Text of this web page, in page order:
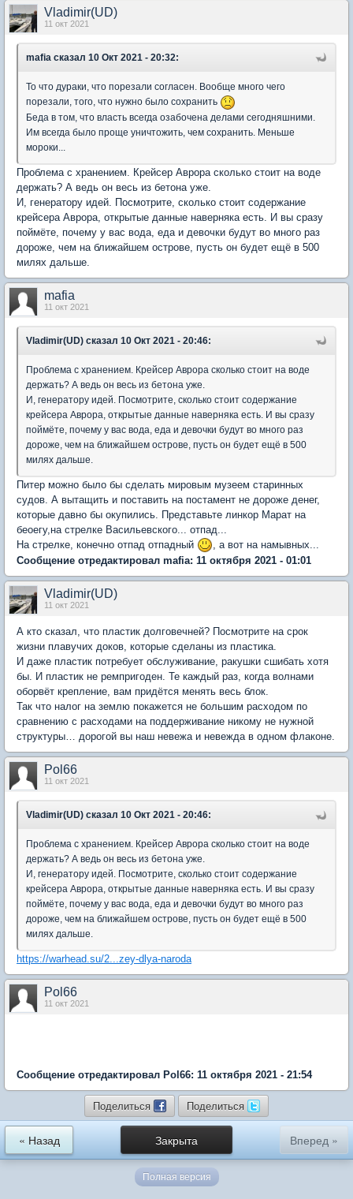
Vladimir(UD)
11 окт 2021
mafia сказал 10 Окт 2021 - 20:32:
То что дураки, что порезали согласен. Вообще много чего
порезали, того, что нужно было сохранить
Беда в том, что власть всегда озабочена делами сегодняшними.
Им всегда было проще уничтожить, чем сохранить. Меньше
мороки...
Проблема с хранением. Крейсер Аврора сколько стоит на воде
держать? А ведь он весь из бетона уже.
И, генератору идей. Посмотрите, сколько стоит содержание
крейсера Аврора, открытые данные наверняка есть. И вы сразу
поймёте, почему у вас вода, еда и девочки будут во много раз
дороже, чем на ближайшем острове, пусть он будет ещё в 500
милях дальше.
mafia
11 окт 2021
Vladimir(UD) сказал 10 Окт 2021 - 20:46:
Проблема с хранением. Крейсер Аврора сколько стоит на воде
держать? А ведь он весь из бетона уже.
И, генератору идей. Посмотрите, сколько стоит содержание
крейсера Аврора, открытые данные наверняка есть. И вы сразу
поймёте, почему у вас вода, еда и девочки будут во много раз
дороже, чем на ближайшем острове, пусть он будет ещё в 500
милях дальше.
Питер можно было бы сделать мировым музеем старинных
судов. А вытащить и поставить на постамент не дороже денег,
которые давно бы окупились. Представьте линкор Марат на
беоегу,на стрелке Васильевского... отпад...
На стрелке, конечно отпад отпадный
, а вот на намывных...
Сообщение отредактировал mafia: 11 октября 2021 - 01:01
Vladimir(UD)
11 окт 2021
А кто сказал, что пластик долговечней? Посмотрите на срок
жизни плавучих доков, которые сделаны из пластика.
И даже пластик потребует обслуживание, ракушки сшибать хотя
бы. И пластик не ремпригоден. Те каждый раз, когда волнами
оборвёт крепление, вам придётся менять весь блок.
Так что налог на землю покажется не большим расходом по
сравнению с расходами на поддерживание никому не нужной
структуры… дорогой вы наш невежа и невежда в одном флаконе.
Pol66
11 окт 2021
Vladimir(UD) сказал 10 Окт 2021 - 20:46:
Проблема с хранением. Крейсер Аврора сколько стоит на воде
держать? А ведь он весь из бетона уже.
И, генератору идей. Посмотрите, сколько стоит содержание
крейсера Аврора, открытые данные наверняка есть. И вы сразу
поймёте, почему у вас вода, еда и девочки будут во много раз
дороже, чем на ближайшем острове, пусть он будет ещё в 500
милях дальше.
https://warhead.su/2...zey-dlya-naroda
Pol66
11 окт 2021
Сообщение отредактировал Pol66: 11 октября 2021 - 21:54
Поделиться Поделиться
Закрыта
« Назад Вперед »
Полная версия